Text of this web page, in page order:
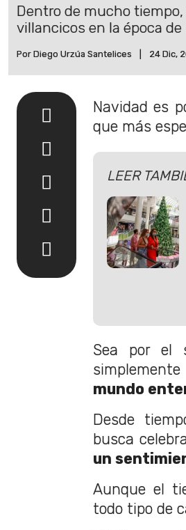
Dentro de mucho
villancicos en la época de
Por Diego Urzúa Santelices 24 Dic,
Navidad es
que más
LEER
Sea por el
mundo
Desde
busca
un
Aunque el
todo tipo de